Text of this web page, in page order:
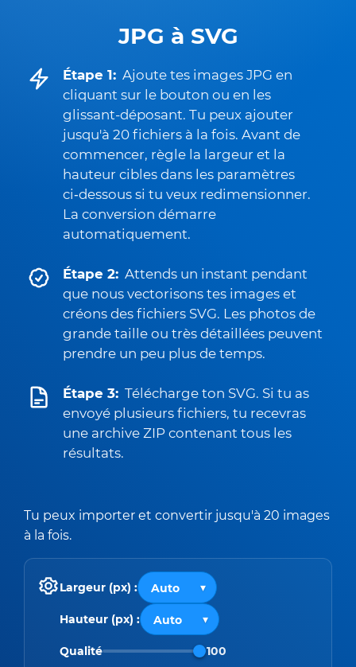
JPG à SVG
Étape 1: Ajoute tes images JPG en
cliquant sur le bouton ou en les
glissant-déposant. Tu peux ajouter
jusqu'à 20 fichiers à la fois. Avant de
commencer, règle la largeur et la
hauteur cibles dans les paramètres
ci‑dessous si tu veux redimensionner.
La conversion démarre
automatiquement.
Étape 2: Attends un instant pendant
que nous vectorisons tes images et
créons des fichiers SVG. Les photos de
grande taille ou très détaillées peuvent
prendre un peu plus de temps.
Étape 3: Télécharge ton SVG. Si tu as
envoyé plusieurs fichiers, tu recevras
une archive ZIP contenant tous les
résultats.
Tu peux importer et convertir jusqu'à 20 images
à la fois.
Largeur (px) :
Hauteur (px) :
Qualité 100